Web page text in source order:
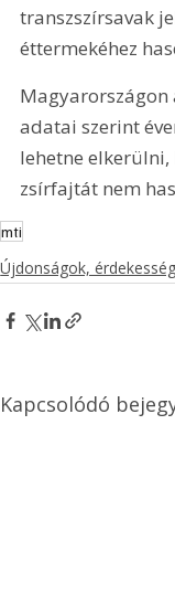
transzszírsavak
éttermekéhez
Magyarországon
adatai szerint
lehetne
zsírfajtát nem
mti
Újdonságok,
Kapcsolódó